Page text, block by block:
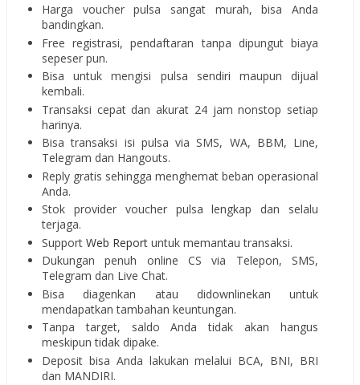
Harga voucher pulsa sangat murah, bisa Anda
bandingkan.
Free registrasi, pendaftaran tanpa dipungut biaya
sepeser pun.
Bisa untuk mengisi pulsa sendiri maupun dijual
kembali.
Transaksi cepat dan akurat 24 jam nonstop setiap
harinya.
Bisa transaksi isi pulsa via SMS, WA, BBM, Line,
Telegram dan Hangouts.
Reply gratis sehingga menghemat beban operasional
Anda.
Stok provider voucher pulsa lengkap dan selalu
terjaga.
Support Web Report untuk memantau transaksi.
Dukungan penuh online CS via Telepon, SMS,
Telegram dan Live Chat.
Bisa diagenkan atau didownlinekan untuk
mendapatkan tambahan keuntungan.
Tanpa target, saldo Anda tidak akan hangus
meskipun tidak dipake.
Deposit bisa Anda lakukan melalui BCA, BNI, BRI
dan MANDIRI.